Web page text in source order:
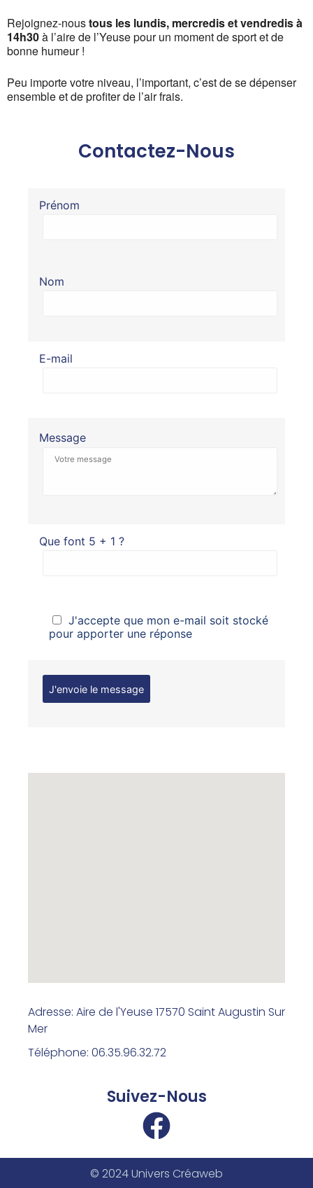
Rejoignez-noustous les lundis, mercredis et vendredis à
14h30à l’aire de l’Yeuse pour un moment de sport et de
bonne humeur !
Peu importe votre niveau, l’important, c’est de se dépenser
ensemble et de profiter de l’air frais.
Contactez-Nous
Prénom
Nom
E-mail
Message
Que font 5 + 1 ?
J'accepte que mon e-mail soit stocké
pour apporter une réponse
Adresse: Aire de l'Yeuse 17570 Saint Augustin Sur
Mer
Téléphone: 06.35.96.32.72
Suivez-Nous
© 2024 Univers Créaweb